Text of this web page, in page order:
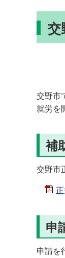
交
交野市
就労を
補
交野市
申
申請を